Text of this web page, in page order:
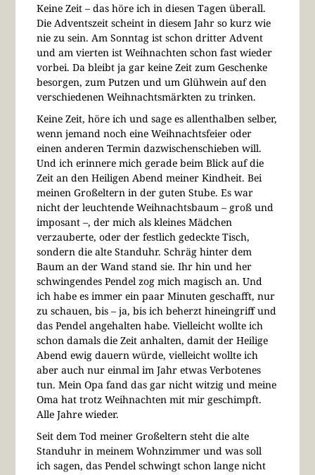
Keine Zeit – das höre ich in diesen Tagen überall.
Die Adventszeit scheint in diesem Jahr so kurz wie
nie zu sein. Am Sonntag ist schon dritter Advent
und am vierten ist Weihnachten schon fast wieder
vorbei. Da bleibt ja gar keine Zeit zum Geschenke
besorgen, zum Putzen und um Glühwein auf den
verschiedenen Weihnachtsmärkten zu trinken.
Keine Zeit, höre ich und sage es allenthalben selber,
wenn jemand noch eine Weihnachtsfeier oder
einen anderen Termin dazwischenschieben will.
Und ich erinnere mich gerade beim Blick auf die
Zeit an den Heiligen Abend meiner Kindheit. Bei
meinen Großeltern in der guten Stube. Es war
nicht der leuchtende Weihnachtsbaum – groß und
imposant –, der mich als kleines Mädchen
verzauberte, oder der festlich gedeckte Tisch,
sondern die alte Standuhr. Schräg hinter dem
Baum an der Wand stand sie. Ihr hin und her
schwingendes Pendel zog mich magisch an. Und
ich habe es immer ein paar Minuten geschafft, nur
zu schauen, bis – ja, bis ich beherzt hineingriff und
das Pendel angehalten habe. Vielleicht wollte ich
schon damals die Zeit anhalten, damit der Heilige
Abend ewig dauern würde, vielleicht wollte ich
aber auch nur einmal im Jahr etwas Verbotenes
tun. Mein Opa fand das gar nicht witzig und meine
Oma hat trotz Weihnachten mit mir geschimpft.
Alle Jahre wieder.
Seit dem Tod meiner Großeltern steht die alte
Standuhr in meinem Wohnzimmer und was soll
ich sagen, das Pendel schwingt schon lange nicht